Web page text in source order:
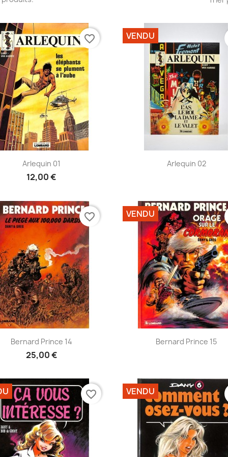
Aperçu rapide
Arlequin 01
12,00 €
favorite_border
Aperçu rapide
Arlequin 02
VENDU
Aperçu rapide
Bernard Prince 14
25,00 €
favorite_border
Aperçu rapide
Bernard Prince 15
VENDU
favorite_border VENDU